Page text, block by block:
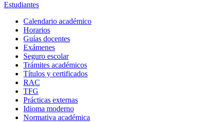
Estudiantes
Calendario académico
Horarios
Guías docentes
Exámenes
Seguro escolar
Trámites académicos
Títulos y certificados
RAC
TFG
Prácticas externas
Idioma moderno
Normativa académica